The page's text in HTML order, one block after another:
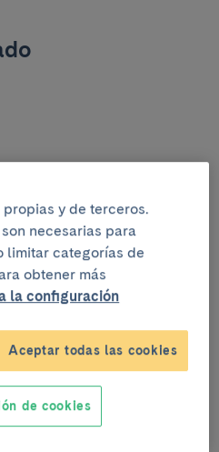
y de terceros.
necesarias para
limitar categorías de
obtener más
la configuración
Aceptar todas las cookies
de cookies